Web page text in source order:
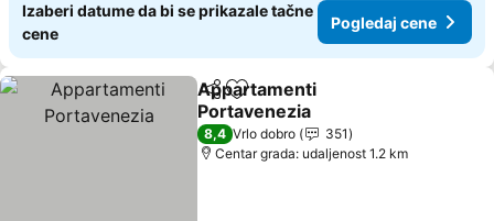
Izaberi datume da bi se prikazale tačne
cene
Pogledaj cene
Deli Dodati u favorite
Appartamenti
Portavenezia
8,4 Vrlo dobro
351
Centar grada: udaljenost 1.2 km